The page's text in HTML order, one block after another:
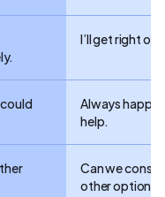
I’ll get right on
could
Always happy
help.
Can we
other options?